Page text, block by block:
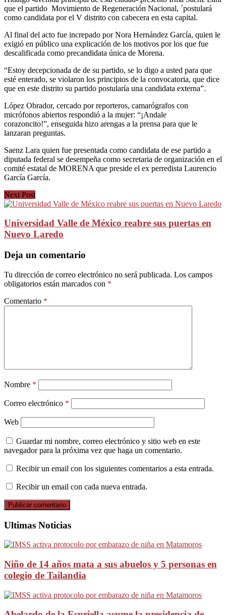
que el partido Movimiento de Regeneración Nacional, ´postulará
como candidata por el V distrito con cabecera en esta capital.
Al final del acto fue increpado por Nora Hernández García, quien le
exigió en público una explicación de los motivos por los que fue
descalificada como precandidata única de Morena.
“Estoy decepcionada de de su partido, se lo digo a usted para que
esté enterado, se violaron los principios de la convocatoria, que dice
que en este distrito su partido postularía una candidata externa”.
López Obrador, cercado por reporteros, camarógrafos con
micrófonos abiertos respondió a la mujer: “¡Andale
corazoncito!”, enseguida hizo arengas a la prensa para que le
lanzaran preguntas.
Saenz Lara quien fue presentada como candidata de ese partido a
diputada federal se desempeña como secretaria de organización en el
comité estatal de MORENA que preside el ex perredista Laurencio
García García.
Next Post
Universidad Valle de México reabre sus puertas en
Nuevo Laredo
Deja un comentario
Tu dirección de correo electrónico no será publicada. Los campos
obligatorios están marcados con *
Comentario *
Nombre *
Correo electrónico *
Web
Guardar mi nombre, correo electrónico y sitio web en este
navegador para la próxima vez que haga un comentario.
Recibir un email con los siguientes comentarios a esta entrada.
Recibir un email con cada nueva entrada.
Ultimas Noticias
Niño de 14 años mata a sus abuelos y 5 personas en
colegio de Tailandia